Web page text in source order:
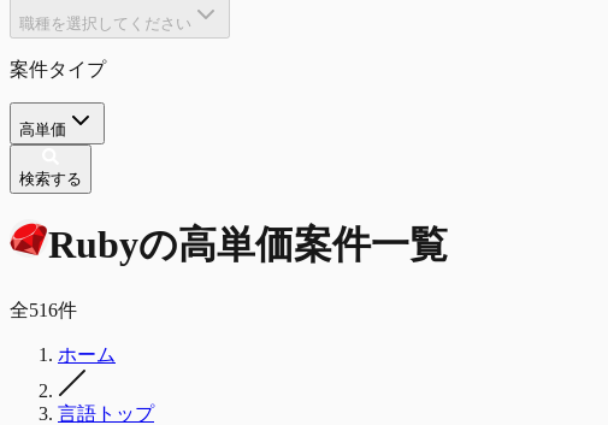
職種を選択してください
案件タイプ
高単価
検索する
Rubyの高単価案件一覧
全516件
ホーム
言語トップ